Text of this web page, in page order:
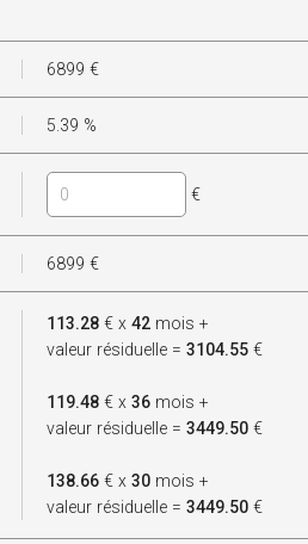
6899 €
5.39 %
€
6899 €
113.28 € x 42 mois +
valeur résiduelle = 3104.55 €
119.48 € x 36 mois +
valeur résiduelle = 3449.50 €
138.66 € x 30 mois +
valeur résiduelle = 3449.50 €